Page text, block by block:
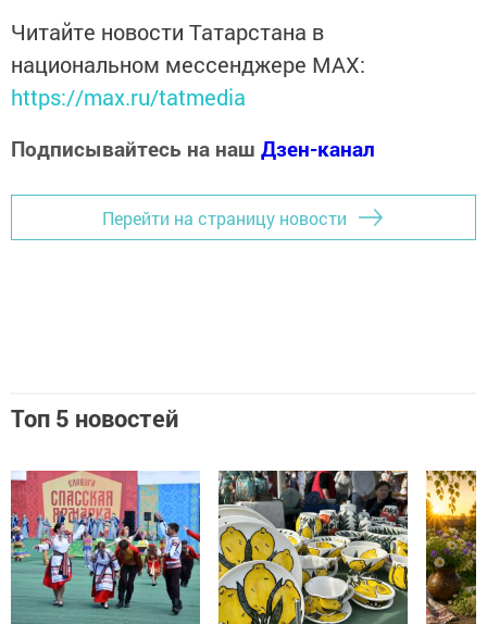
Читайте новости Татарстана в
национальном мессенджере MАХ:
https://max.ru/tatmedia
Подписывайтесь на наш Дзен-канал
Перейти на страницу новости
Топ 5 новостей